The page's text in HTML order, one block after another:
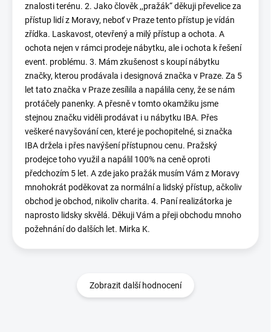
znalosti terénu. 2. Jako člověk ,,pražák“ děkuji převelice za
přístup lidí z Moravy, neboť v Praze tento přístup je vídán
zřídka. Laskavost, otevřený a milý přístup a ochota. A
ochota nejen v rámci prodeje nábytku, ale i ochota k řešení
event. problému. 3. Mám zkušenost s koupí nábytku
značky, kterou prodávala i designová značka v Praze. Za 5
let tato značka v Praze zesílila a napálila ceny, že se nám
protáčely panenky. A přesně v tomto okamžiku jsme
stejnou značku viděli prodávat i u nábytku IBA. Přes
veškeré navyšování cen, které je pochopitelné, si značka
IBA držela i přes navýšení přístupnou cenu. Pražský
prodejce toho využil a napálil 100% na ceně oproti
předchozím 5 let. A zde jako pražák musím Vám z Moravy
mnohokrát poděkovat za normální a lidský přístup, ačkoliv
obchod je obchod, nikoliv charita. 4. Paní realizátorka je
naprosto lidsky skvělá. Děkuji Vám a přeji obchodu mnoho
požehnání do dalších let. Mirka K.
Zobrazit další hodnocení